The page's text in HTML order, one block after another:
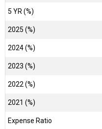
5 YR (%)
2025 (%)
2024 (%)
2023 (%)
2022 (%)
2021 (%)
Expense Ratio